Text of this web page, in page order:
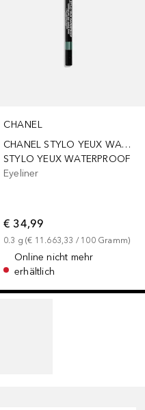
CHANEL
CHANEL STYLO YEUX WATERPROOF
STYLO YEUX WATERPROOF
Eyeliner
€ 34,99
0.3 g (€ 11.663,33 / 100 Gramm)
Online nicht mehr
erhältlich